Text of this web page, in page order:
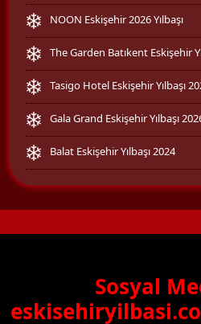
NOON Eskişehir 2026 Yılbaşı
The Garden Batıkent Eskişehir
Tasigo Hotel Eskişehir Yılbaşı
Gala Grand Eskişehir Yılbaşı
Balat Eskişehir Yılbaşı 2024
Sosyal